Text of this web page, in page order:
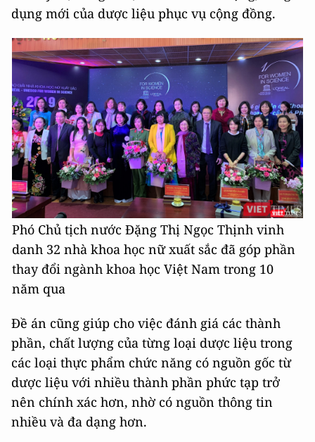
dụng mới của dược liệu phục vụ cộng đồng.
Phó Chủ tịch nước Đặng Thị Ngọc Thịnh vinh
danh 32 nhà khoa học nữ xuất sắc đã góp phần
thay đổi ngành khoa học Việt Nam trong 10
năm qua
Đề án cũng giúp cho việc đánh giá các thành
phần, chất lượng của từng loại dược liệu trong
các loại thực phẩm chức năng có nguồn gốc từ
dược liệu với nhiều thành phần phức tạp trở
nên chính xác hơn, nhờ có nguồn thông tin
nhiều và đa dạng hơn.